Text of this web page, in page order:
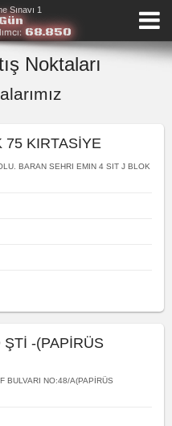
Sınavı 1
68.850
Noktaları
75 KIRTASİYE
BARAN SEHRI EMIN 4 SIT J BLOK
ŞTİ -(PAPİRÜS
BULVARI NO:48/A(PAPİRÜS